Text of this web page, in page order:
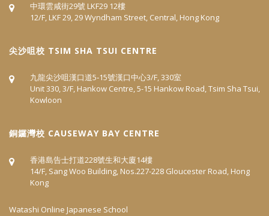
中環雲咸街29號 LKF29 12樓
12/F, LKF 29, 29 Wyndham Street, Central, Hong Kong
尖沙咀校 TSIM SHA TSUI CENTRE
九龍尖沙咀漢口道5‐15號漢口中心3/F, 330室
Unit 330, 3/F, Hankow Centre, 5-15 Hankow Road, Tsim Sha Tsui,
Kowloon
​銅鑼灣校 CAUSEWAY BAY CENTRE
香港島告士打道228號生和大廈14樓
14/F, Sang Woo Building, Nos.227-228 Gloucester Road, Hong
Kong
Watashi Online Japanese School